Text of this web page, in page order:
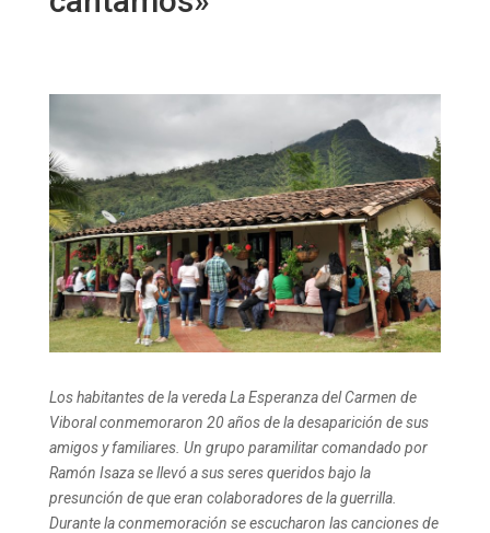
Los habitantes de la vereda La Esperanza del Carmen de
Viboral conmemoraron 20 años de la desaparición de sus
amigos y familiares. Un grupo paramilitar comandado por
Ramón Isaza se llevó a sus seres queridos bajo la
presunción de que eran colaboradores de la guerrilla.
Durante la conmemoración se escucharon las canciones de